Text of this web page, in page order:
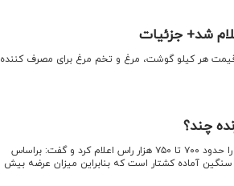
شد+ جزئیات
قیمت هر کیلو گوشت، مرغ و تخم مرغ برای مصرف کننده
چند؟
اقتصادنیوز: رئیس شورای تامین کنندگان دام نیاز ماهانه دام را حدود ۷۰۰ تا ۷۵۰ هزار راس اعلام کرد و گفت: براساس
راس دام سبک و ۲۵۰ هزار راس دام سنگین آماده کشتار است که بنابراین میزان عرضه بیش